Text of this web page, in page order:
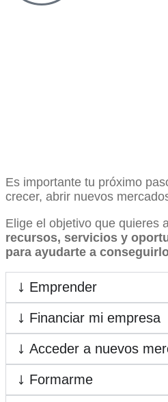
Es importante tu próximo
crecer, abrir nuevos
Elige el objetivo que quieres
recursos, servicios y
para ayudarte a
Emprender
Financiar mi empresa
Acceder a nuevos
Formarme